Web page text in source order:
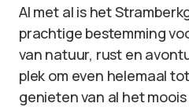
Al met al is het
prachtige bestemming
van natuur, rust en
plek om even helemaal
genieten van al het